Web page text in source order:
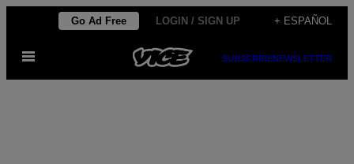
contenido
Go Ad Free LOGIN / SIGN UP + ESPAÑOL
Abrir
SUBSCRIBENEWSLETTER